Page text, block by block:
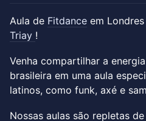
Aula de Fitdance em
Triay !
Venha compartilhar a
brasileira em uma aula
latinos, como funk, axé e
Nossas aulas são repletas